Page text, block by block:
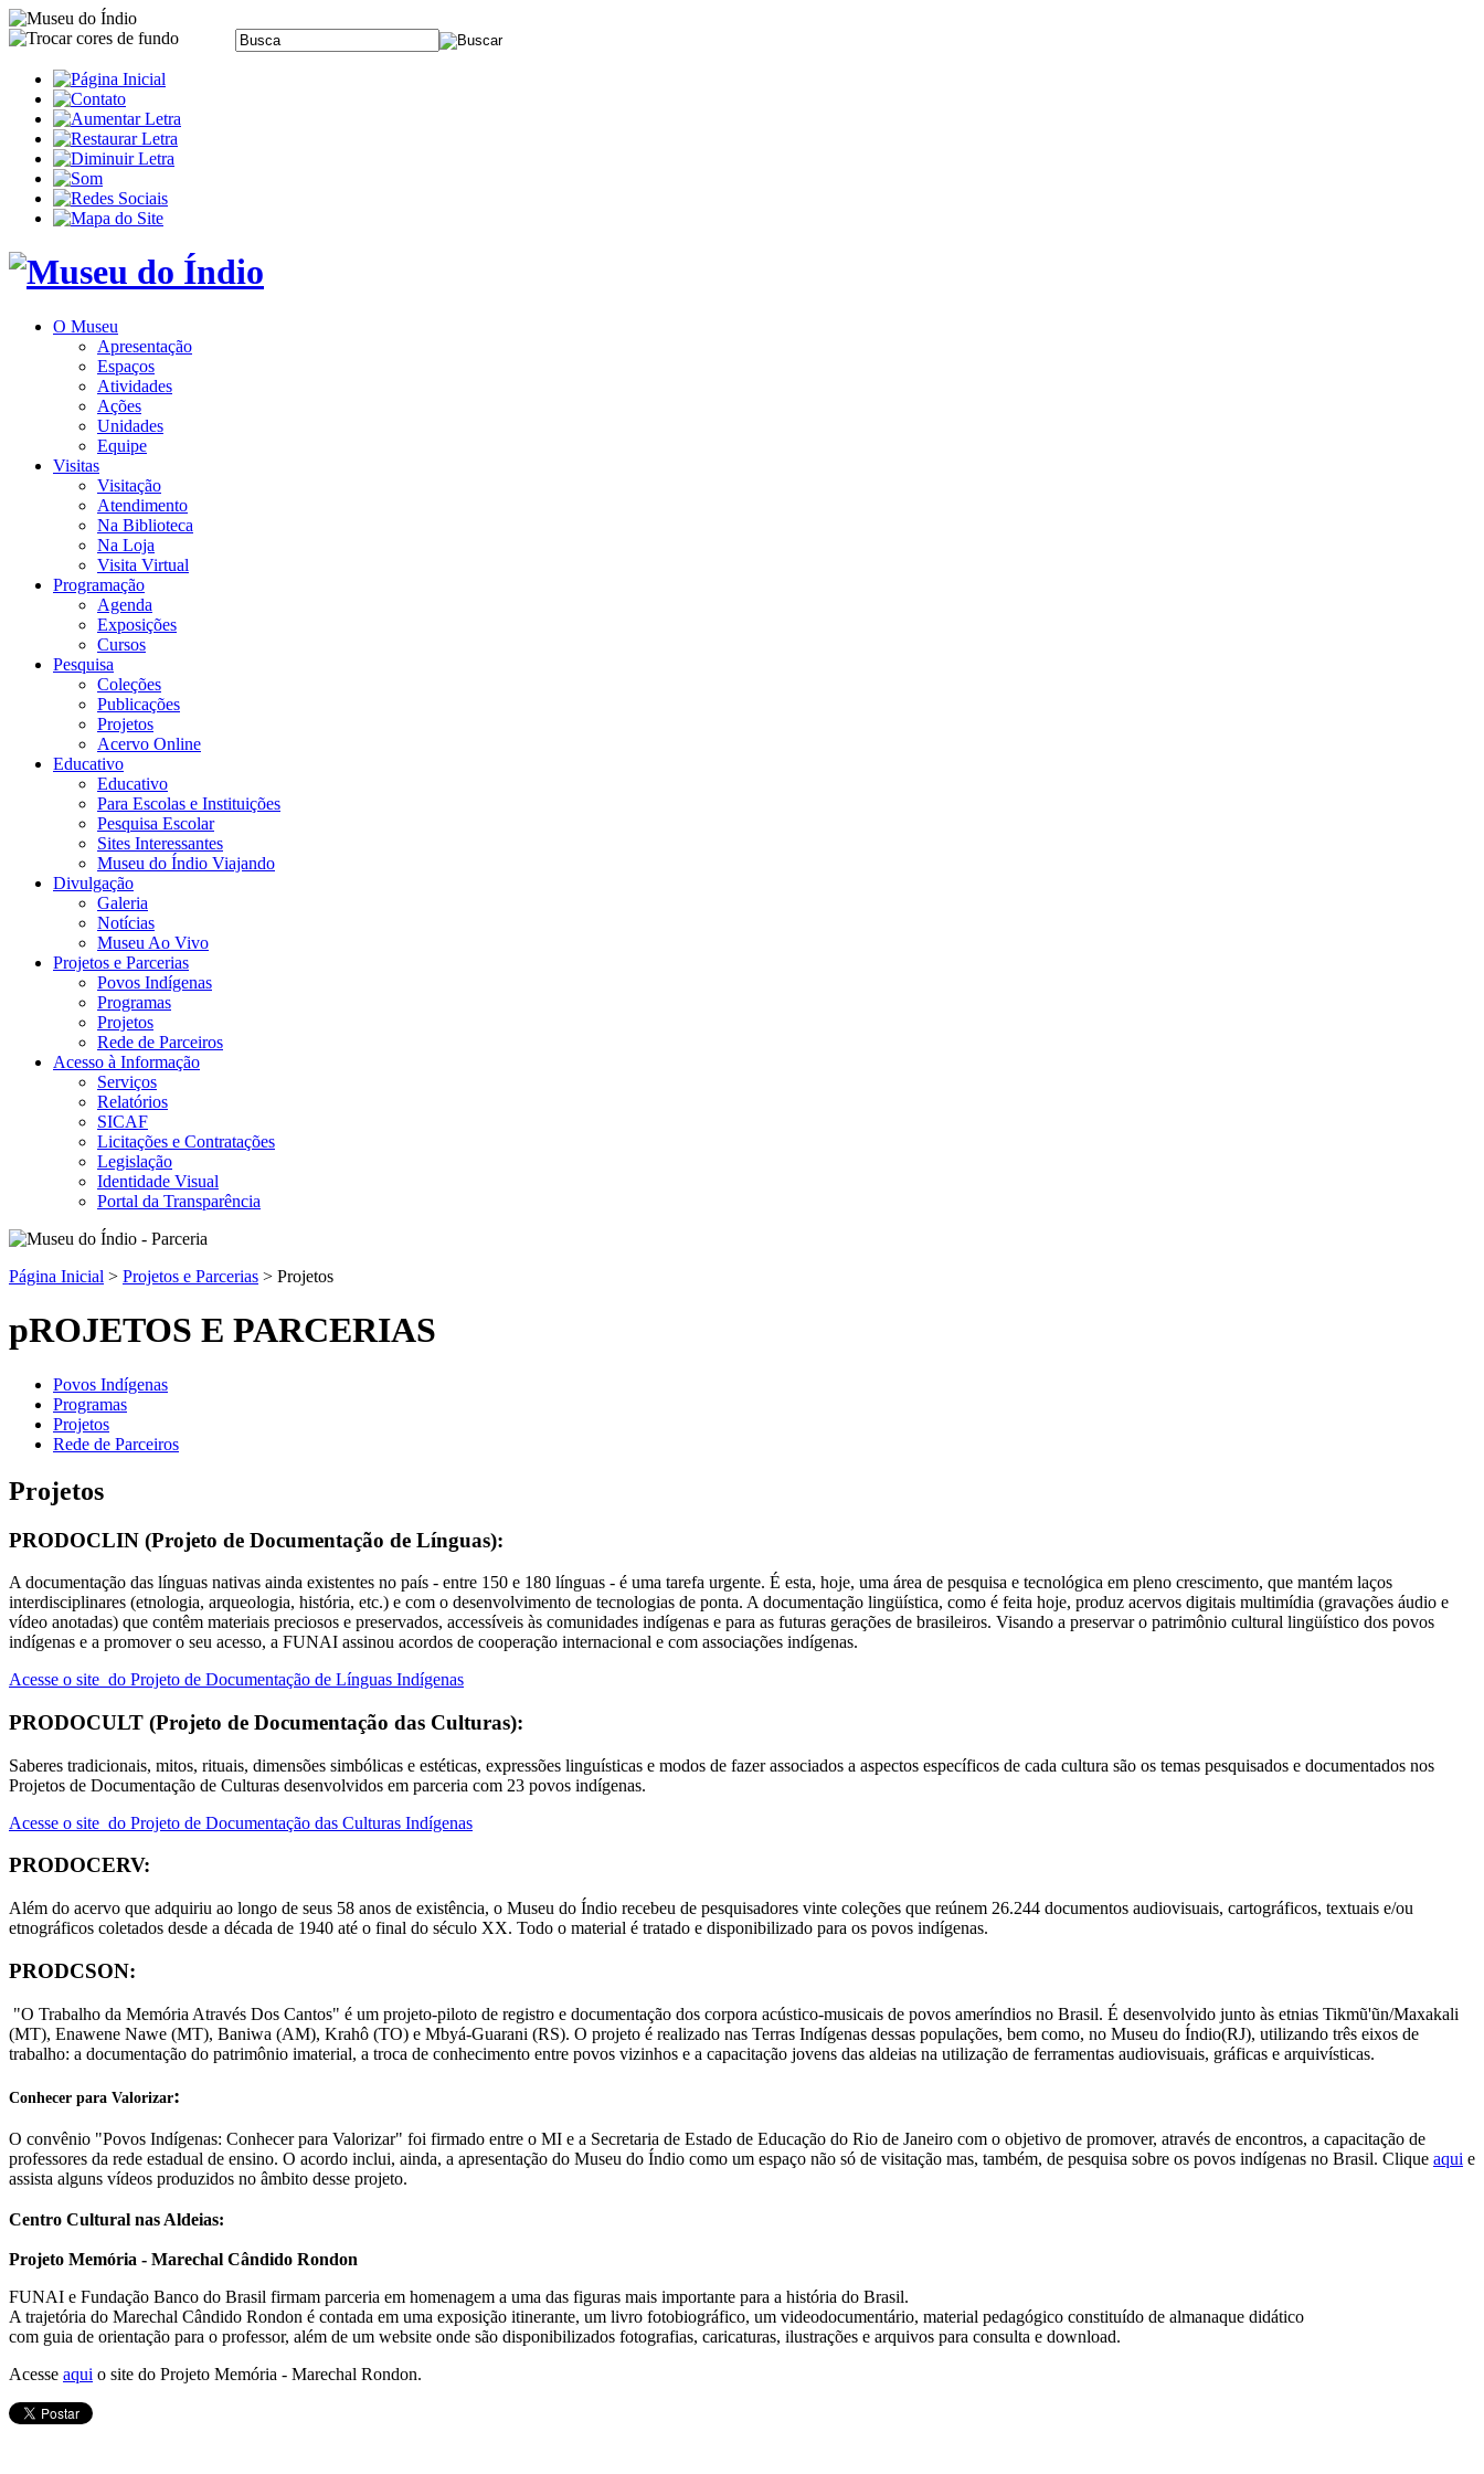
O Museu
Apresentação
Espaços
Atividades
Ações
Unidades
Equipe
Visitas
Visitação
Atendimento
Na Biblioteca
Na Loja
Visita Virtual
Programação
Agenda
Exposições
Cursos
Pesquisa
Coleções
Publicações
Projetos
Acervo Online
Educativo
Educativo
Para Escolas e Instituições
Pesquisa Escolar
Sites Interessantes
Museu do Índio Viajando
Divulgação
Galeria
Notícias
Museu Ao Vivo
Projetos e Parcerias
Povos Indígenas
Programas
Projetos
Rede de Parceiros
Acesso à Informação
Serviços
Relatórios
SICAF
Licitações e Contratações
Legislação
Identidade Visual
Portal da Transparência
Página Inicial > Projetos e Parcerias > Projetos
pROJETOS E PARCERIAS
Povos Indígenas
Programas
Projetos
Rede de Parceiros
Projetos
PRODOCLIN (Projeto de Documentação de Línguas):
A documentação das línguas nativas ainda existentes no país - entre 150 e 180 línguas - é uma tarefa urgente. É esta, hoje, uma área de pesquisa e tecnológica em pleno crescimento, que mantém laços
interdisciplinares (etnologia, arqueologia, história, etc.) e com o desenvolvimento de tecnologias de ponta. A documentação lingüística, como é feita hoje, produz acervos digitais multimídia (gravações áudio e
vídeo anotadas) que contêm materiais preciosos e preservados, accessíveis às comunidades indígenas e para as futuras gerações de brasileiros. Visando a preservar o patrimônio cultural lingüístico dos povos
indígenas e a promover o seu acesso, a FUNAI assinou acordos de cooperação internacional e com associações indígenas.
Acesse o site do Projeto de Documentação de Línguas Indígenas
PRODOCULT (Projeto de Documentação das Culturas):
Saberes tradicionais, mitos, rituais, dimensões simbólicas e estéticas, expressões linguísticas e modos de fazer associados a aspectos específicos de cada cultura são os temas pesquisados e documentados nos
Projetos de Documentação de Culturas desenvolvidos em parceria com 23 povos indígenas.
Acesse o site do Projeto de Documentação das Culturas Indígenas
PRODOCERV:
Além do acervo que adquiriu ao longo de seus 58 anos de existência, o Museu do Índio recebeu de pesquisadores vinte coleções que reúnem 26.244 documentos audiovisuais, cartográficos, textuais e/ou
etnográficos coletados desde a década de 1940 até o final do século XX. Todo o material é tratado e disponibilizado para os povos indígenas.
PRODCSON:
"O Trabalho da Memória Através Dos Cantos" é um projeto-piloto de registro e documentação dos corpora acústico-musicais de povos ameríndios no Brasil. É desenvolvido junto às etnias Tikmũ'ũn/Maxakali
(MT), Enawene Nawe (MT), Baniwa (AM), Krahô (TO) e Mbyá-Guarani (RS). O projeto é realizado nas Terras Indígenas dessas populações, bem como, no Museu do Índio(RJ), utilizando três eixos de
trabalho: a documentação do patrimônio imaterial, a troca de conhecimento entre povos vizinhos e a capacitação jovens das aldeias na utilização de ferramentas audiovisuais, gráficas e arquivísticas.
Conhecer para Valorizar:
O convênio "Povos Indígenas: Conhecer para Valorizar" foi firmado entre o MI e a Secretaria de Estado de Educação do Rio de Janeiro com o objetivo de promover, através de encontros, a capacitação de
professores da rede estadual de ensino. O acordo inclui, ainda, a apresentação do Museu do Índio como um espaço não só de visitação mas, também, de pesquisa sobre os povos indígenas no Brasil. Clique aqui e
assista alguns vídeos produzidos no âmbito desse projeto.
Centro Cultural nas Aldeias:
Projeto Memória - Marechal Cândido Rondon
FUNAI e Fundação Banco do Brasil firmam parceria em homenagem a uma das figuras mais importante para a história do Brasil.
A trajetória do Marechal Cândido Rondon é contada em uma exposição itinerante, um livro fotobiográfico, um videodocumentário, material pedagógico constituído de almanaque didático
com guia de orientação para o professor, além de um website onde são disponibilizados fotografias, caricaturas, ilustrações e arquivos para consulta e download.
Acesse aqui o site do Projeto Memória - Marechal Rondon.